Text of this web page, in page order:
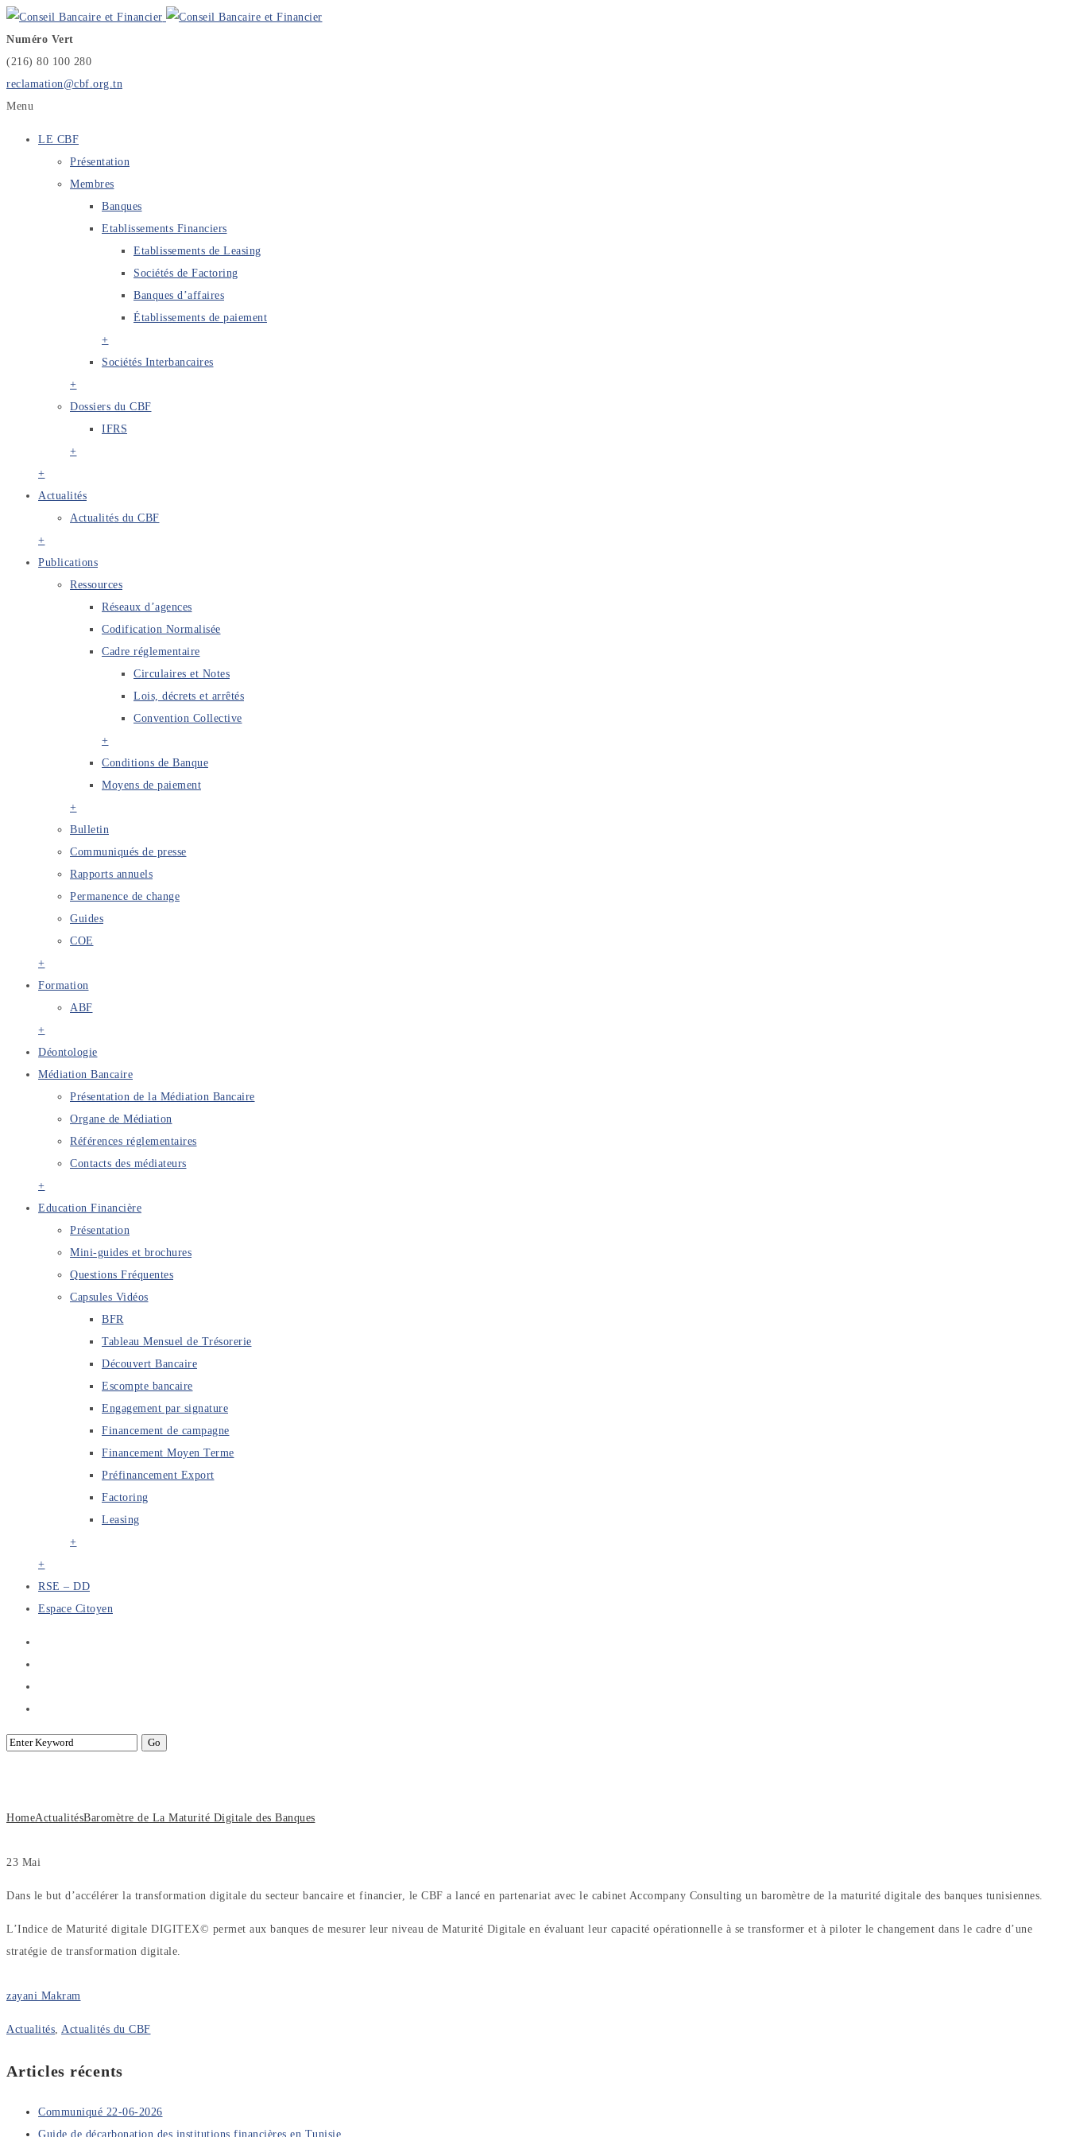
Numéro Vert
(216) 80 100 280
reclamation@cbf.org.tn
Menu
LE CBF
Présentation
Membres
Banques
Etablissements Financiers
Etablissements de Leasing
Sociétés de Factoring
Banques d’affaires
Établissements de paiement
+
Sociétés Interbancaires
+
Dossiers du CBF
IFRS
+
+
Actualités
Actualités du CBF
+
Publications
Ressources
Réseaux d’agences
Codification Normalisée
Cadre réglementaire
Circulaires et Notes
Lois, décrets et arrêtés
Convention Collective
+
Conditions de Banque
Moyens de paiement
+
Bulletin
Communiqués de presse
Rapports annuels
Permanence de change
Guides
COE
+
Formation
ABF
+
Déontologie
Médiation Bancaire
Présentation de la Médiation Bancaire
Organe de Médiation
Références réglementaires
Contacts des médiateurs
+
Education Financière
Présentation
Mini-guides et brochures
Questions Fréquentes
Capsules Vidéos
BFR
Tableau Mensuel de Trésorerie
Découvert Bancaire
Escompte bancaire
Engagement par signature
Financement de campagne
Financement Moyen Terme
Préfinancement Export
Factoring
Leasing
+
+
RSE – DD
Espace Citoyen
HomeActualitésBaromètre de La Maturité Digitale des Banques
23 Mai
Dans le but d’accélérer la transformation digitale du secteur bancaire et financier, le CBF a lancé en partenariat avec le cabinet Accompany Consulting un baromètre de la maturité digitale des banques tunisiennes.
L’Indice de Maturité digitale DIGITEX© permet aux banques de mesurer leur niveau de Maturité Digitale en évaluant leur capacité opérationnelle à se transformer et à piloter le changement dans le cadre d’une
stratégie de transformation digitale.
zayani Makram
Actualités Actualités du CBF
Articles récents
Communiqué 22-06-2026
Guide de décarbonation des institutions financières en Tunisie